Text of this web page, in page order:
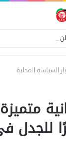
السياسة المحلية